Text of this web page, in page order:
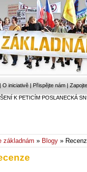
| O iniciativě | Přispějte nám |
K PETICÍM POSLANECKÁ
základnám » Blogy »